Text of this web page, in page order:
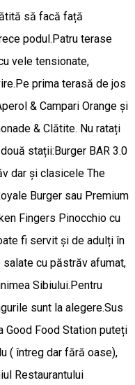
să facă față
podul.Patru terase
vele tensionate,
prima terasă de jos
& Campari Orange și
& Clătite. Nu ratați
stații:Burger BAR 3.0
dar și clasicele The
Burger sau Premium
Fingers Pinocchio cu
fi servit și de adulți în
salate cu păstrăv afumat,
Sibiului.Pentru
sunt la alegere.Sus
Good Food Station puteți
( întreg dar fără oase),
Restaurantului